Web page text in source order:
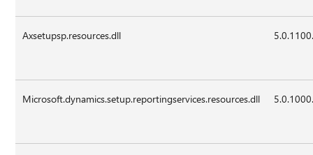
Axsetupsp.resources.dll
Microsoft.dynamics.setup.reportingservices.resources.dll